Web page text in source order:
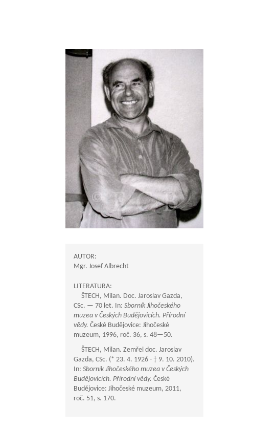
AUTOR:
Mgr. Josef Albrecht
LITERATURA:
ŠTECH, Milan. Doc. Jaroslav Gazda,
CSc. — 70 let. In: Sborník Jihočeského
muzea v Českých Budějovicích. Přírodní
vědy. České Budějovice: Jihočeské
muzeum, 1996, roč. 36, s. 48—50.
ŠTECH, Milan. Zemřel doc. Jaroslav
Gazda, CSc. (* 23. 4. 1926 - † 9. 10. 2010).
In: Sborník Jihočeského muzea v Českých
Budějovicích. Přírodní vědy. České
Budějovice: Jihočeské muzeum, 2011,
roč. 51, s. 170.